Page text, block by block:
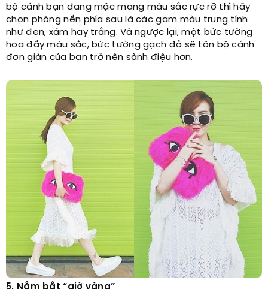
bộ cánh bạn đang mặc mang màu sắc rực rỡ thì hãy
chọn phông nền phía sau là các gam màu trung tính
như đen, xám hay trắng. Và ngược lại, một bức tường
hoa đầy màu sắc, bức tường gạch đỏ sẽ tôn bộ cánh
đơn giản của bạn trở nên sành điệu hơn.